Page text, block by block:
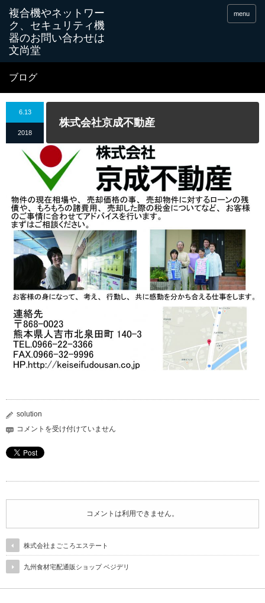
menu
ブログ
6.13
2018
株式会社京成不動産
solution
株
会
は
コメントを受け付けていません
コメントは利用できません。
株式会社まごころエステート
九州食材宅配通販ショップ ベジデリ